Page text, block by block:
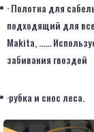
· Полотна для
подходящий для
Makita, ......
забивания гвоздей
·рубка и снос леса.